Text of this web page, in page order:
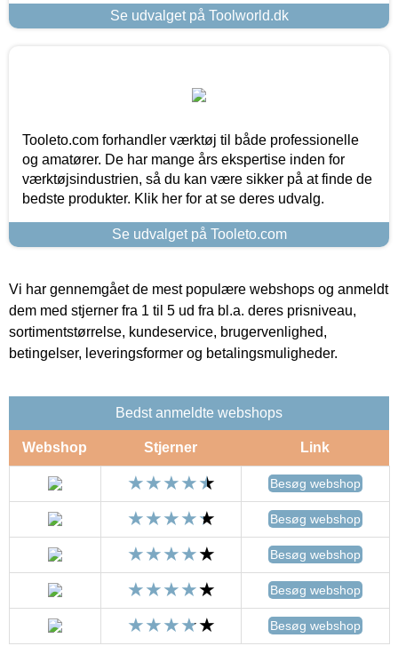
Se udvalget på Toolworld.dk
Tooleto.com forhandler værktøj til både professionelle
og amatører. De har mange års ekspertise inden for
værktøjsindustrien, så du kan være sikker på at finde de
bedste produkter. Klik her for at se deres udvalg.
Se udvalget på Tooleto.com
Vi har gennemgået de mest populære webshops og anmeldt
dem med stjerner fra 1 til 5 ud fra bl.a. deres prisniveau,
sortimentstørrelse, kundeservice, brugervenlighed,
betingelser, leveringsformer og betalingsmuligheder.
Bedst anmeldte webshops
Webshop Stjerner Link
Besøg webshop
Besøg webshop
Besøg webshop
Besøg webshop
Besøg webshop